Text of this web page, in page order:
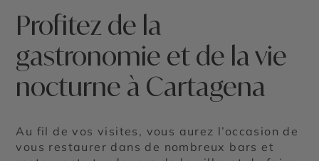
Profitez de la
gastronomie et de la vie
nocturne à Cartagena
Au fil de vos visites, vous aurez l’occasion de
vous restaurer dans de nombreux bars et